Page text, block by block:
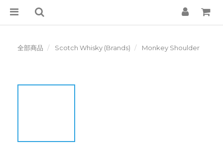
全部商品 Scotch Whisky (Brands) Monkey Shoulder